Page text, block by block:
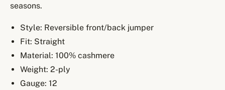
seasons.
Style: Reversible front/back jumper
Fit: Straight
Material: 100% cashmere
Weight: 2-ply
Gauge: 12